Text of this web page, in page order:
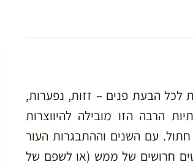
לכל הבעת פנים – זזות, נפערות,
הרבה הזו מובילה להיווצרות
עם השנים וההתבגרות העור
חרושים של ממש (או לשפם של